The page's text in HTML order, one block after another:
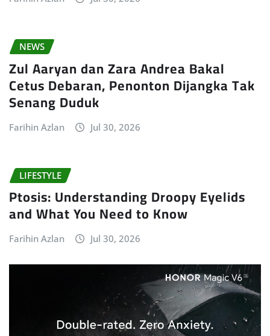
NEWS
Zul Aaryan dan Zara Andrea Bakal
Cetus Debaran, Penonton Dijangka Tak
Senang Duduk
Farihin Azlan Jul 30, 2026
LIFESTYLE
Ptosis: Understanding Droopy Eyelids
and What You Need to Know
Farihin Azlan Jul 30, 2026